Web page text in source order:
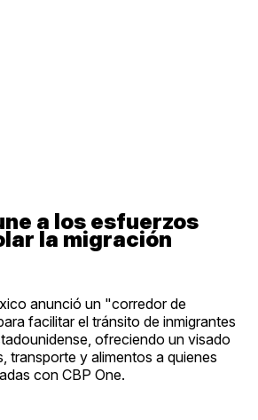
a los esfuerzos
la migración
anunció un "corredor de
facilitar el tránsito de inmigrantes
ofreciendo un visado
transporte y alimentos a quienes
con CBP One.